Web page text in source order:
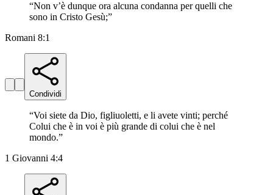
“Non v’è dunque ora alcuna condanna per quelli che
sono in Cristo Gesù;”
Romani 8:1
Condividi
“Voi siete da Dio, figliuoletti, e li avete vinti; perché
Colui che è in voi è più grande di colui che è nel
mondo.”
1 Giovanni 4:4